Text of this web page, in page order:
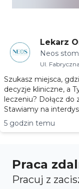
Lekarz
Bielsko-
Neos
Ul.
Szukasz miejsca,
decyzje kliniczne, a
leczeniu? Dołącz do
Stawiamy na
5 godzin temu
Praca
Pracuj z